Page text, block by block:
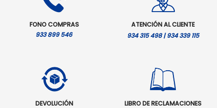
FONO COMPRAS
933 899 546
ATENCIÓN AL CLIENTE
934 315 498 | 934 339 115
DEVOLUCIÓN
LIBRO DE RECLAMACIONES